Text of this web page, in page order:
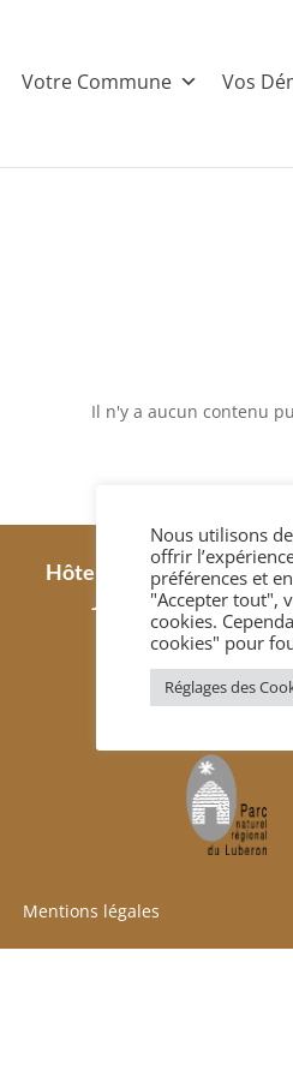
Votre Commune Vos
Il n'y a aucun contenu
Hôtel de ville de
Joucas
Mentions légales
Nous utilisons
offrir
préférences et
"Accepter tout",
cookies.
cookies" pour
Réglages des